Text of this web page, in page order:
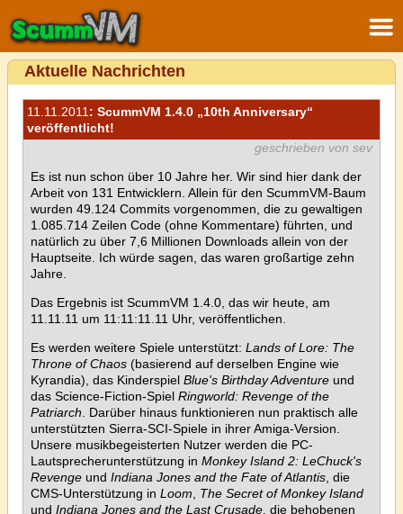
Aktuelle Nachrichten
11.11.2011 : ScummVM 1.4.0 „10th Anniversary“
veröffentlicht!
geschrieben von sev
Es ist nun schon über 10 Jahre her. Wir sind hier dank der
Arbeit von 131 Entwicklern. Allein für den ScummVM-Baum
wurden 49.124 Commits vorgenommen, die zu gewaltigen
1.085.714 Zeilen Code (ohne Kommentare) führten, und
natürlich zu über 7,6 Millionen Downloads allein von der
Hauptseite. Ich würde sagen, das waren großartige zehn
Jahre.
Das Ergebnis ist ScummVM 1.4.0, das wir heute, am
11.11.11 um 11:11:11.11 Uhr, veröffentlichen.
Es werden weitere Spiele unterstützt: Lands of Lore: The
Throne of Chaos (basierend auf derselben Engine wie
Kyrandia), das Kinderspiel Blue's Birthday Adventure und
das Science-Fiction-Spiel Ringworld: Revenge of the
Patriarch . Darüber hinaus funktionieren nun praktisch alle
unterstützten Sierra-SCI-Spiele in ihrer Amiga-Version.
Unsere musikbegeisterten Nutzer werden die PC-
Lautsprecherunterstützung in Monkey Island 2: LeChuck's
Revenge und Indiana Jones and the Fate of Atlantis , die
CMS-Unterstützung in Loom
The Secret of Monkey Island
und Indiana Jones and the Last Crusade , die behobenen